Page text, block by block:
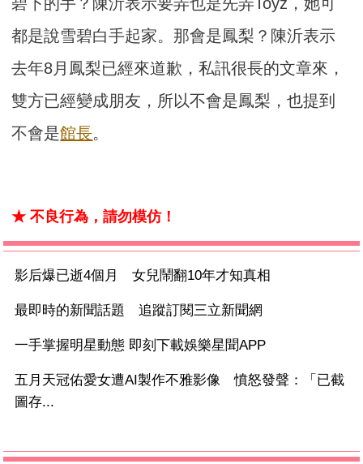
都是說雪碧白手起家。那會是鳳梨？陳沂表示
去年8月鳳梨已經來道歉，私訊很長的文章來，
雙方已經變成朋友，所以不會是鳳梨，也提到
不會是館長。
★ 不良行為，請勿模仿！
影后爆已逝4個月 女兒鬧翻10年才知真相
最即時的新聞話題 追蹤訂閱三立新聞網
一手掌握明星動態 即刻下載娛樂星聞APP
五月天冠佑愛女遭AI製作不雅影像 憤怒發聲：「已截
圖存...